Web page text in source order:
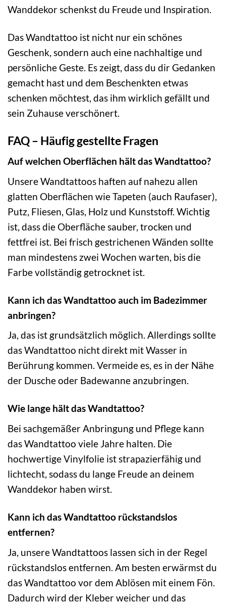
Wanddekor schenkst du Freude und Inspiration.
Das Wandtattoo ist nicht nur ein schönes
Geschenk, sondern auch eine nachhaltige und
persönliche Geste. Es zeigt, dass du dir Gedanken
gemacht hast und dem Beschenkten etwas
schenken möchtest, das ihm wirklich gefällt und
sein Zuhause verschönert.
FAQ – Häufig gestellte Fragen
Auf welchen Oberflächen hält das Wandtattoo?
Unsere Wandtattoos haften auf nahezu allen
glatten Oberflächen wie Tapeten (auch Raufaser),
Putz, Fliesen, Glas, Holz und Kunststoff. Wichtig
ist, dass die Oberfläche sauber, trocken und
fettfrei ist. Bei frisch gestrichenen Wänden sollte
man mindestens zwei Wochen warten, bis die
Farbe vollständig getrocknet ist.
Kann ich das Wandtattoo auch im Badezimmer
anbringen?
Ja, das ist grundsätzlich möglich. Allerdings sollte
das Wandtattoo nicht direkt mit Wasser in
Berührung kommen. Vermeide es, es in der Nähe
der Dusche oder Badewanne anzubringen.
Wie lange hält das Wandtattoo?
Bei sachgemäßer Anbringung und Pflege kann
das Wandtattoo viele Jahre halten. Die
hochwertige Vinylfolie ist strapazierfähig und
lichtecht, sodass du lange Freude an deinem
Wanddekor haben wirst.
Kann ich das Wandtattoo rückstandslos
entfernen?
Ja, unsere Wandtattoos lassen sich in der Regel
rückstandslos entfernen. Am besten erwärmst du
das Wandtattoo vor dem Ablösen mit einem Fön.
Dadurch wird der Kleber weicher und das